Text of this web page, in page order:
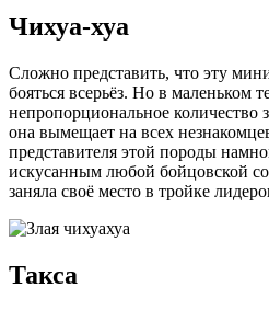
Чихуа-хуа
Сложно представить, что эту
бояться всерьёз. Но в маленьком
непропорциональное количество
она вымещает на всех
представителя этой породы
искусанным любой бойцовской
заняла своё место в тройке
Такса